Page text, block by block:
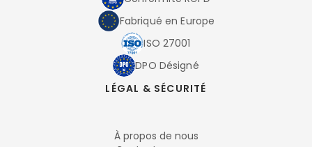
Fabriqué en Europe
ISO 27001
DPO Désigné
LÉGAL & SÉCURITÉ
À propos de nous